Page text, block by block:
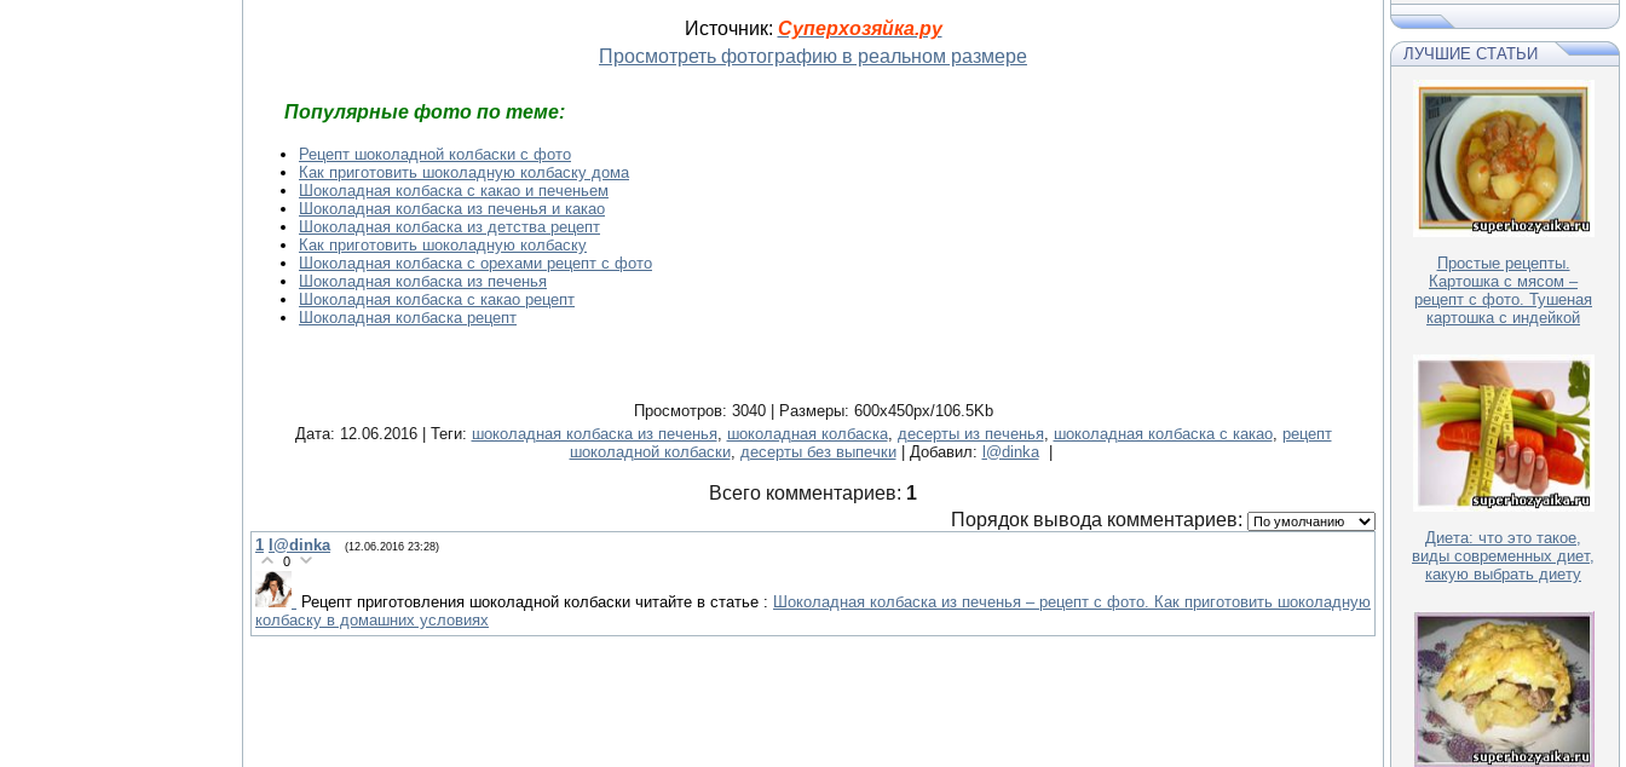
Источник: Суперхозяйка.ру
Просмотреть фотографию в реальном размере
Популярные фото по теме:
Рецепт шоколадной колбаски с фото
Как приготовить шоколадную колбаску дома
Шоколадная колбаска с какао и печеньем
Шоколадная колбаска из печенья и какао
Шоколадная колбаска из детства рецепт
Как приготовить шоколадную колбаску
Шоколадная колбаска с орехами рецепт с фото
Шоколадная колбаска из печенья
Шоколадная колбаска с какао рецепт
Шоколадная колбаска рецепт
Просмотров: 3040 | Размеры: 600x450px/106.5Kb
Дата: 12.06.2016 | Теги: шоколадная колбаска из печенья, шоколадная колбаска, десерты из печенья, шоколадная колбаска с какао, рецепт
шоколадной колбаски, десерты без выпечки| Добавил: l@dinka|
Всего комментариев: 1
Порядок вывода комментариев:
1 l@dinka (12.06.2016 23:28)
0
Рецепт приготовления шоколадной колбаски читайте в статье : Шоколадная колбаска из печенья – рецепт с фото. Как приготовить шоколадную
колбаску в домашних условиях
ЛУЧШИЕ СТАТЬИ
Простые рецепты.
Картошка с мясом –
рецепт с фото. Тушеная
картошка с индейкой
Диета: что это такое,
виды современных диет,
какую выбрать диету